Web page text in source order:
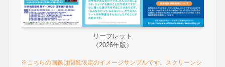
リーフレット
（2026年版）
※こちらの画像は閲覧限定のイメージサンプルです。スクリーンシ